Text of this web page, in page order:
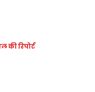
की रिपोर्ट